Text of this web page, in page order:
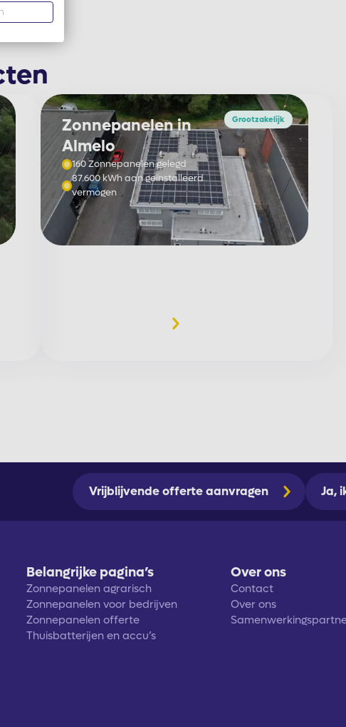
Zonnepanelen in
Almelo
160 Zonnepanelen gelegd
87.600 kWh aan geïnstalleerd
vermogen
Grootzakelijk
Vrijblijvende offerte aanvragen Ja,
Belangrijke pagina’s
Zonnepanelen agrarisch
Zonnepanelen voor bedrijven
Zonnepanelen offerte
Thuisbatterijen en accu’s
Over ons
Contact
Over ons